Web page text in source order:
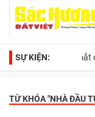
SỰ KIỆN:
Ra mắt cuốn sách
TỪ KHÓA "NHÀ ĐẦU